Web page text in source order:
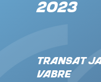
2023
Transat
Vabre